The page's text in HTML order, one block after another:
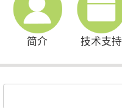
简介 技术支持